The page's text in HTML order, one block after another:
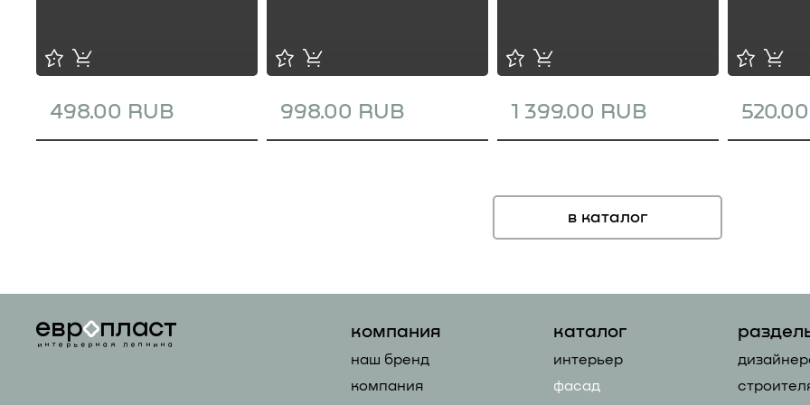
498.00 RUB 998.00 RUB 1 399.00 RUB
в каталог
компания
наш бренд
компания
каталог
интерьер
фасад